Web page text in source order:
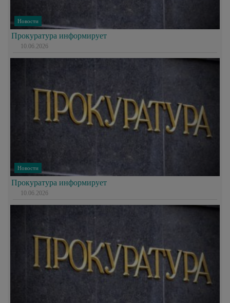
Новости
Прокуратура информирует
10.06.2026
Новости
Прокуратура информирует
10.06.2026